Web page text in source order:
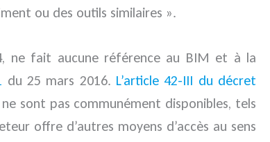
ou des outils similaires ».
ne fait aucune référence au BIM et à la
du 25 mars 2016. L’article 42-III du décret
sont pas communément disponibles, tels
offre d’autres moyens d’accès au sens